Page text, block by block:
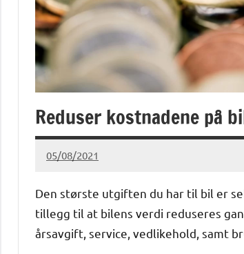
Reduser kostnadene på
05/08/2021
Ragna
Den største utgiften du har til bil er
tillegg til at bilens verdi reduseres
årsavgift, service, vedlikehold, samt